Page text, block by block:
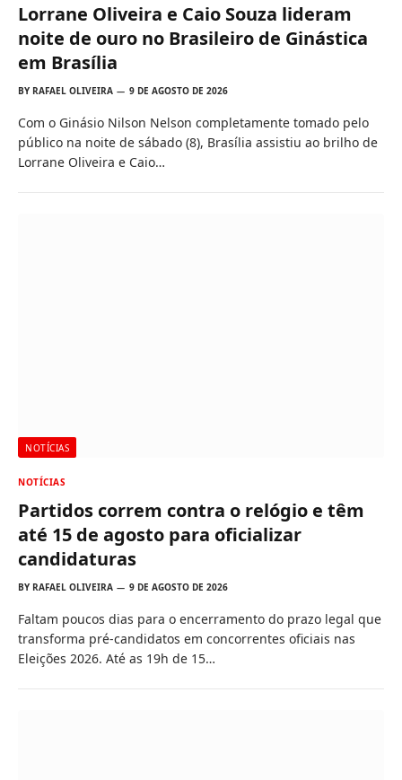
Lorrane Oliveira e Caio Souza lideram
noite de ouro no Brasileiro de Ginástica
em Brasília
BY RAFAEL OLIVEIRA 9 DE AGOSTO DE 2026
Com o Ginásio Nilson Nelson completamente tomado pelo
público na noite de sábado (8), Brasília assistiu ao brilho de
Lorrane Oliveira e Caio…
NOTÍCIAS
NOTÍCIAS
Partidos correm contra o relógio e têm
até 15 de agosto para oficializar
candidaturas
BY RAFAEL OLIVEIRA 9 DE AGOSTO DE 2026
Faltam poucos dias para o encerramento do prazo legal que
transforma pré-candidatos em concorrentes oficiais nas
Eleições 2026. Até as 19h de 15…